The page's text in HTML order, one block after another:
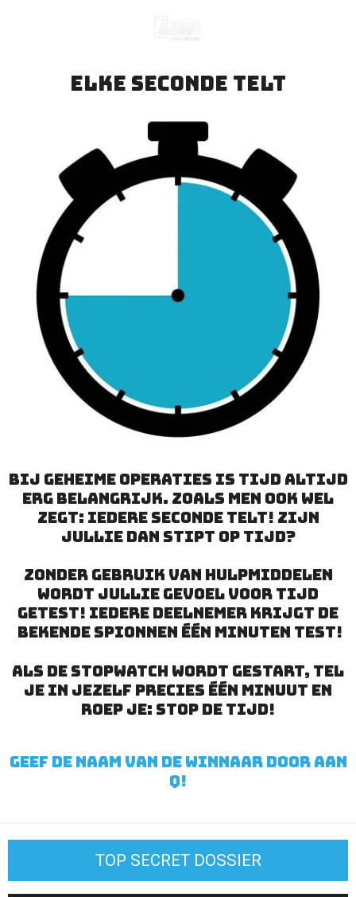
hoofdinhoudElke seconde telt
Bij geheime operaties is tijd altijd
erg belangrijk. Zoals men ook wel
zegt: iedere seconde telt! Zijn
jullie dan stipt op tijd?
Zonder gebruik van hulpmiddelen
wordt jullie gevoel voor tijd
getest! Iedere deelnemer krijgt de
bekende spionnen één minuten test!
Als de stopwatch wordt gestart, tel
je in jezelf precies één minuut en
roep je: stop de tijd!
Geef de naam van de winnaar door aan
Q!
TOP SECRET DOSSIER